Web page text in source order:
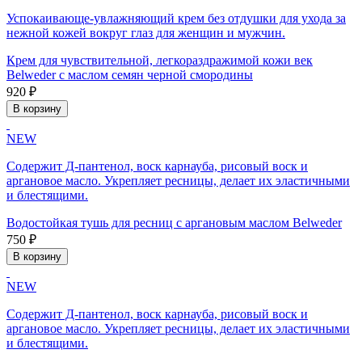
Успокаивающе-увлажняющий крем без отдушки для ухода за
нежной кожей вокруг глаз для женщин и мужчин.
Крем для чувствительной, легкораздражимой кожи век
Belweder с маслом семян черной смородины
920 ₽
В корзину
NEW
Содержит Д-пантенол, воск карнауба, рисовый воск и
аргановое масло. Укрепляет ресницы, делает их эластичными
и блестящими.
Водостойкая тушь для ресниц с аргановым маслом Belweder
750 ₽
В корзину
NEW
Содержит Д-пантенол, воск карнауба, рисовый воск и
аргановое масло. Укрепляет ресницы, делает их эластичными
и блестящими.